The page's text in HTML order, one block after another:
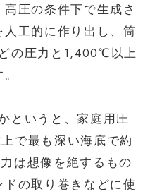
圧の条件下で生成さ
工的に作り出し、筒
の圧力と1,400℃以上
というと、家庭用圧
で最も深い海底で約
は想像を絶するもの
の取り巻きなどに使